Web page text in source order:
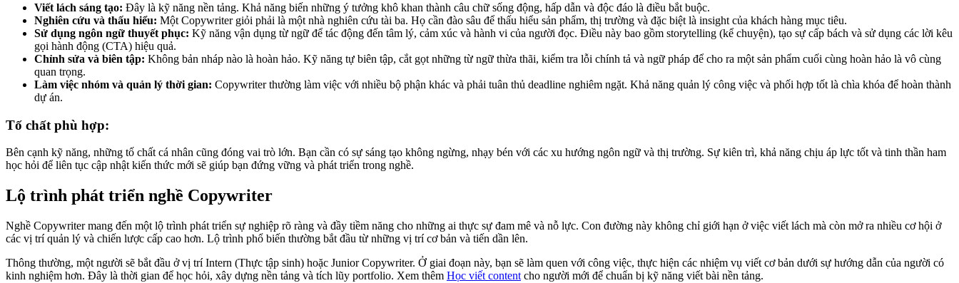
Viết lách sáng tạo: Đây là kỹ năng nền tảng. Khả năng biến những ý tưởng khô khan thành câu chữ sống động, hấp dẫn và độc đáo là điều bắt buộc.
Nghiên cứu và thấu hiểu: Một Copywriter giỏi phải là một nhà nghiên cứu tài ba. Họ cần đào sâu để thấu hiểu sản phẩm, thị trường và đặc biệt là insight của khách hàng mục tiêu.
Sử dụng ngôn ngữ thuyết phục: Kỹ năng vận dụng từ ngữ để tác động đến tâm lý, cảm xúc và hành vi của người đọc. Điều này bao gồm storytelling (kể chuyện), tạo sự cấp bách và sử dụng các lời kêu
gọi hành động (CTA) hiệu quả.
Chỉnh sửa và biên tập: Không bản nháp nào là hoàn hảo. Kỹ năng tự biên tập, cắt gọt những từ ngữ thừa thãi, kiểm tra lỗi chính tả và ngữ pháp để cho ra một sản phẩm cuối cùng hoàn hảo là vô cùng
quan trọng.
Làm việc nhóm và quản lý thời gian: Copywriter thường làm việc với nhiều bộ phận khác và phải tuân thủ deadline nghiêm ngặt. Khả năng quản lý công việc và phối hợp tốt là chìa khóa để hoàn thành
dự án.
Tố chất phù hợp:
Bên cạnh kỹ năng, những tố chất cá nhân cũng đóng vai trò lớn. Bạn cần có sự sáng tạo không ngừng, nhạy bén với các xu hướng ngôn ngữ và thị trường. Sự kiên trì, khả năng chịu áp lực tốt và tinh thần ham
học hỏi để liên tục cập nhật kiến thức mới sẽ giúp bạn đứng vững và phát triển trong nghề.
Lộ trình phát triển nghề Copywriter
Nghề Copywriter mang đến một lộ trình phát triển sự nghiệp rõ ràng và đầy tiềm năng cho những ai thực sự đam mê và nỗ lực. Con đường này không chỉ giới hạn ở việc viết lách mà còn mở ra nhiều cơ hội ở
các vị trí quản lý và chiến lược cấp cao hơn. Lộ trình phổ biến thường bắt đầu từ những vị trí cơ bản và tiến dần lên.
Thông thường, một người sẽ bắt đầu ở vị trí Intern (Thực tập sinh) hoặc Junior Copywriter. Ở giai đoạn này, bạn sẽ làm quen với công việc, thực hiện các nhiệm vụ viết cơ bản dưới sự hướng dẫn của người có
kinh nghiệm hơn. Đây là thời gian để học hỏi, xây dựng nền tảng và tích lũy portfolio. Xem thêm Học viết content cho người mới để chuẩn bị kỹ năng viết bài nền tảng.